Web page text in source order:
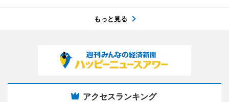
もっと見る
アクセスランキング